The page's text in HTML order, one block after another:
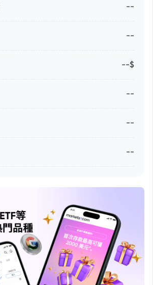
--
--
--$
--
--
--